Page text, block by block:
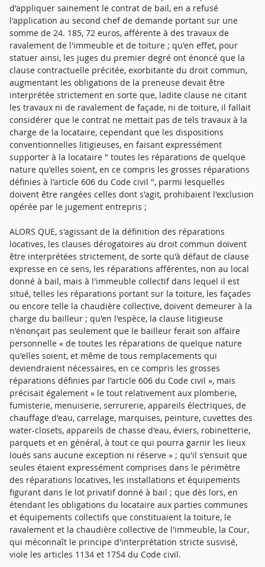
d'appliquer sainement le contrat de bail, en a refusé
l'application au second chef de demande portant sur une
somme de 24. 185, 72 euros, afférente à des travaux de
ravalement de l'immeuble et de toiture ; qu'en effet, pour
statuer ainsi, les juges du premier degré ont énoncé que la
clause contractuelle précitée, exorbitante du droit commun,
augmentant les obligations de la preneuse devait être
interprétée strictement en sorte que, ladite clause ne citant
les travaux ni de ravalement de façade, ni de toiture, il fallait
considérer que le contrat ne mettait pas de tels travaux à la
charge de la locataire, cependant que les dispositions
conventionnelles litigieuses, en faisant expressément
supporter à la locataire " toutes les réparations de quelque
nature qu'elles soient, en ce compris les grosses réparations
définies à l'article 606 du Code civil ", parmi lesquelles
doivent être rangées celles dont s'agit, prohibaient l'exclusion
opérée par le jugement entrepris ;
ALORS QUE, s'agissant de la définition des réparations
locatives, les clauses dérogatoires au droit commun doivent
être interprétées strictement, de sorte qu'à défaut de clause
expresse en ce sens, les réparations afférentes, non au local
donné à bail, mais à l'immeuble collectif dans lequel il est
situé, telles les réparations portant sur la toiture, les façades
ou encore telle la chaudière collective, doivent demeurer à la
charge du bailleur ; qu'en l'espèce, la clause litigieuse
n'énonçait pas seulement que le bailleur ferait son affaire
personnelle « de toutes les réparations de quelque nature
qu'elles soient, et même de tous remplacements qui
deviendraient nécessaires, en ce compris les grosses
réparations définies par l'article 606 du Code civil », mais
précisait également « le tout relativement aux plomberie,
fumisterie, menuiserie, serrurerie, appareils électriques, de
chauffage d'eau, carrelage, marquises, peinture, cuvettes des
water-closets, appareils de chasse d'eau, éviers, robinetterie,
parquets et en général, à tout ce qui pourra garnir les lieux
loués sans aucune exception ni réserve » ; qu'il s'ensuit que
seules étaient expressément comprises dans le périmètre
des réparations locatives, les installations et équipements
figurant dans le lot privatif donné à bail ; que dès lors, en
étendant les obligations du locataire aux parties communes
et équipements collectifs que constituaient la toiture, le
ravalement et la chaudière collective de l'immeuble, la Cour,
qui méconnaît le principe d'interprétation stricte susvisé,
viole les articles 1134 et 1754 du Code civil.